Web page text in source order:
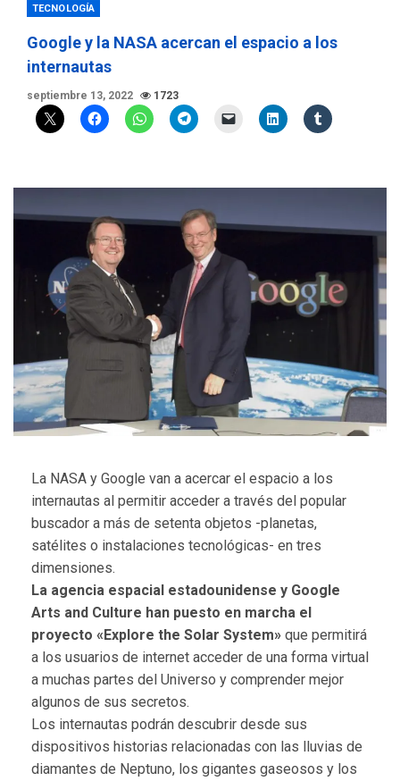
TECNOLOGÍA
Google y la NASA acercan el espacio a los
internautas
septiembre 13, 2022 1723
La NASA y Google van a acercar el espacio a los
internautas al permitir acceder a través del popular
buscador a más de setenta objetos -planetas,
satélites o instalaciones tecnológicas- en tres
dimensiones.
La agencia espacial estadounidense y Google
Arts and Culture han puesto en marcha el
proyecto «Explore the Solar System» que permitirá
a los usuarios de internet acceder de una forma virtual
a muchas partes del Universo y comprender mejor
algunos de sus secretos.
Los internautas podrán descubrir desde sus
dispositivos historias relacionadas con las lluvias de
diamantes de Neptuno, los gigantes gaseosos y los